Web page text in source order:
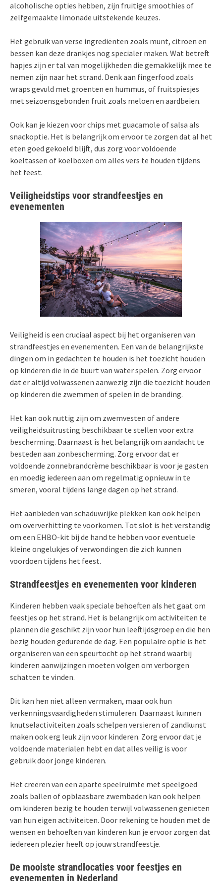
alcoholische opties hebben, zijn fruitige smoothies of
zelfgemaakte limonade uitstekende keuzes.
Het gebruik van verse ingrediënten zoals munt, citroen en
bessen kan deze drankjes nog specialer maken. Wat betreft
hapjes zijn er tal van mogelijkheden die gemakkelijk mee te
nemen zijn naar het strand. Denk aan fingerfood zoals
wraps gevuld met groenten en hummus, of fruitspiesjes
met seizoensgebonden fruit zoals meloen en aardbeien.
Ook kan je kiezen voor chips met guacamole of salsa als
snackoptie. Het is belangrijk om ervoor te zorgen dat al het
eten goed gekoeld blijft, dus zorg voor voldoende
koeltassen of koelboxen om alles vers te houden tijdens
het feest.
Veiligheidstips voor strandfeestjes en
evenementen
Veiligheid is een cruciaal aspect bij het organiseren van
strandfeestjes en evenementen. Een van de belangrijkste
dingen om in gedachten te houden is het toezicht houden
op kinderen die in de buurt van water spelen. Zorg ervoor
dat er altijd volwassenen aanwezig zijn die toezicht houden
op kinderen die zwemmen of spelen in de branding.
Het kan ook nuttig zijn om zwemvesten of andere
veiligheidsuitrusting beschikbaar te stellen voor extra
bescherming. Daarnaast is het belangrijk om aandacht te
besteden aan zonbescherming. Zorg ervoor dat er
voldoende zonnebrandcrème beschikbaar is voor je gasten
en moedig iedereen aan om regelmatig opnieuw in te
smeren, vooral tijdens lange dagen op het strand.
Het aanbieden van schaduwrijke plekken kan ook helpen
om oververhitting te voorkomen. Tot slot is het verstandig
om een EHBO-kit bij de hand te hebben voor eventuele
kleine ongelukjes of verwondingen die zich kunnen
voordoen tijdens het feest.
Strandfeestjes en evenementen voor kinderen
Kinderen hebben vaak speciale behoeften als het gaat om
feestjes op het strand. Het is belangrijk om activiteiten te
plannen die geschikt zijn voor hun leeftijdsgroep en die hen
bezig houden gedurende de dag. Een populaire optie is het
organiseren van een speurtocht op het strand waarbij
kinderen aanwijzingen moeten volgen om verborgen
schatten te vinden.
Dit kan hen niet alleen vermaken, maar ook hun
verkenningsvaardigheden stimuleren. Daarnaast kunnen
knutselactiviteiten zoals schelpen versieren of zandkunst
maken ook erg leuk zijn voor kinderen. Zorg ervoor dat je
voldoende materialen hebt en dat alles veilig is voor
gebruik door jonge kinderen.
Het creëren van een aparte speelruimte met speelgoed
zoals ballen of opblaasbare zwembaden kan ook helpen
om kinderen bezig te houden terwijl volwassenen genieten
van hun eigen activiteiten. Door rekening te houden met de
wensen en behoeften van kinderen kun je ervoor zorgen dat
iedereen plezier heeft op jouw strandfeestje.
De mooiste strandlocaties voor feestjes en
evenementen in Nederland